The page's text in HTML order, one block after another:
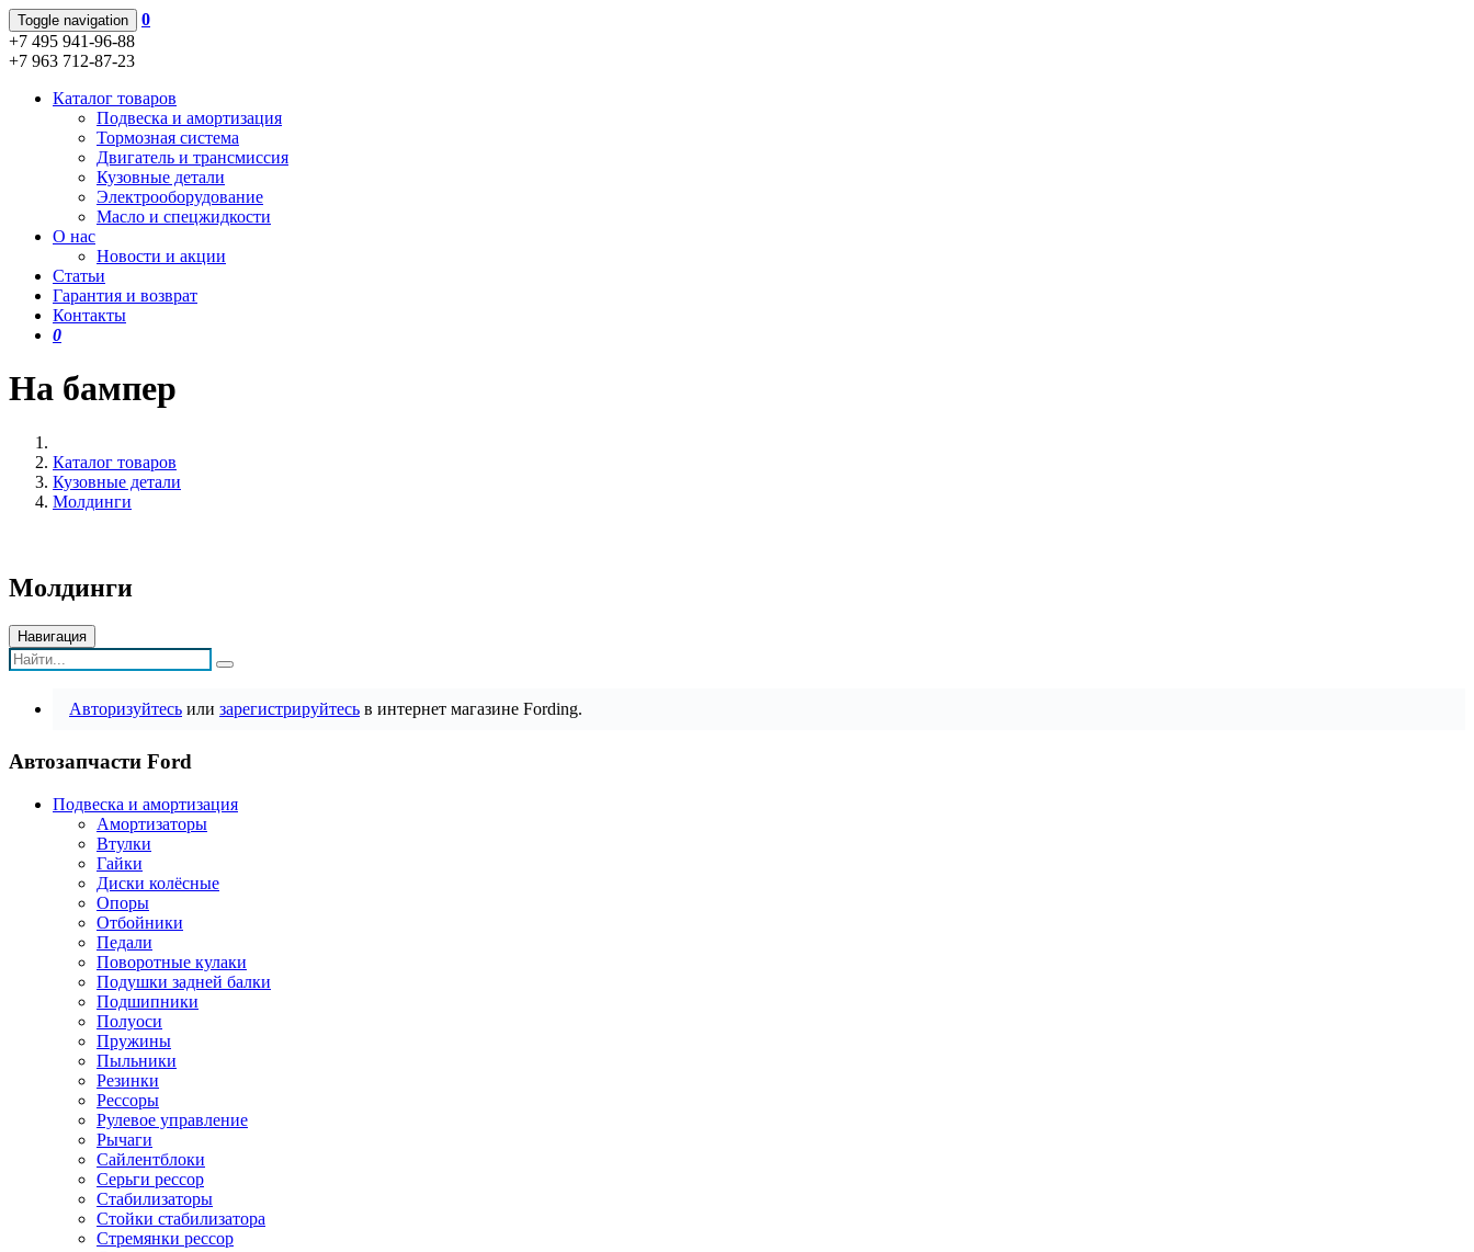
Toggle navigation
0
+7 495 941-96-88
+7 963 712-87-23
Каталог товаров
Подвеска и амортизация
Тормозная система
Двигатель и трансмиссия
Кузовные детали
Электрооборудование
Масло и спецжидкости
О нас
Новости и акции
Статьи
Гарантия и возврат
Контакты
0
На бампер
Каталог товаров
Кузовные детали
Молдинги
Молдинги
Навигация
Авторизуйтесь или зарегистрируйтесь в интернет магазине Fording.
Автозапчасти Ford
Подвеска и амортизация
Амортизаторы
Втулки
Гайки
Диски колёсные
Опоры
Отбойники
Педали
Поворотные кулаки
Подушки задней балки
Подшипники
Полуоси
Пружины
Пыльники
Резинки
Рессоры
Рулевое управление
Рычаги
Сайлентблоки
Серьги рессор
Стабилизаторы
Стойки стабилизатора
Стремянки рессор